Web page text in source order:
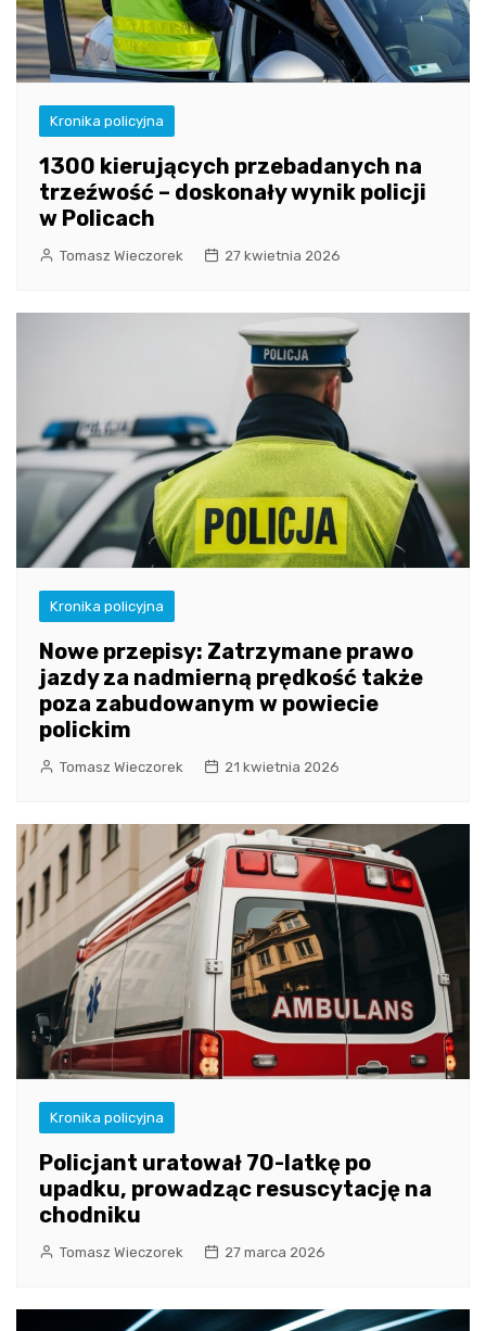
Kronika policyjna
1300 kierujących przebadanych na
trzeźwość – doskonały wynik policji
w Policach
Tomasz Wieczorek 27 kwietnia 2026
Kronika policyjna
Nowe przepisy: Zatrzymane prawo
jazdy za nadmierną prędkość także
poza zabudowanym w powiecie
polickim
Tomasz Wieczorek 21 kwietnia 2026
Kronika policyjna
Policjant uratował 70-latkę po
upadku, prowadząc resuscytację na
chodniku
Tomasz Wieczorek 27 marca 2026